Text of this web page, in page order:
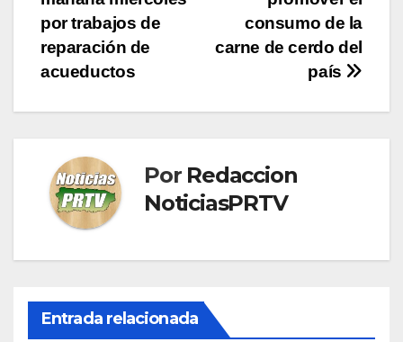
entradas
consumo de la
carne de cerdo del
país
por trabajos de
reparación de
acueductos
Por Redaccion
NoticiasPRTV
Entrada relacionada